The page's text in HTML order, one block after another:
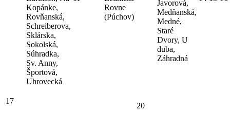
Kopánke,
Rovňanská,
Schreiberova,
Sklárska,
Sokolská,
Súhradka,
Sv. Anny,
Športová,
Uhrovecká
Rovne
(Púchov)
Javorová,
Medňanská,
Medné,
Staré
Dvory, U
duba,
Záhradná
17
20